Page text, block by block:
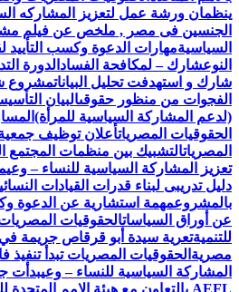
ينظمان ورشة عمل لتعزيز المشاركه
الجنسين فى مصر , ملخص عن فيلم
السياسيةمهارات الدعوة وكسب التأييد
النوعشارك – لمكافحة الفساد الدورة
شارك و استهدفت تحليل البياناتمشروع
الفجوات من منظور حقوقىالبيان
(لدعم المشاركة السياسية للمرأة)
الحقوقيات المصرياتأعلان توظيف
المصرياتالتشبيك بين منظمات
تعزيز المشاركة السياسية للنساء – وعي
دليل تدريبى لبناء قدرات القيادات
بالمشروعمهمة استشارية عن الدعوة
عن أوراق السياساتالحقوقيات
للتنميةتعرية سيدة أبو قرقاص جريمة
مصرية الحقوقيات المصريات تبدأ
المشاركة السياسية للنساء – وعيبدأت